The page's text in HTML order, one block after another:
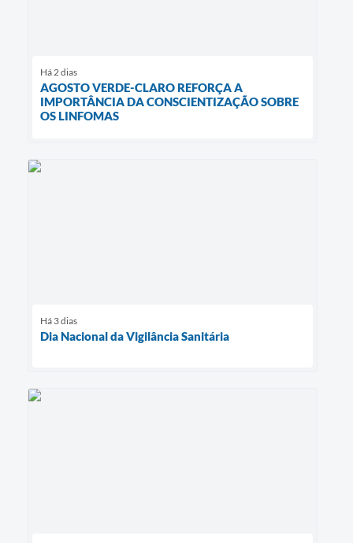
Há 2 dias
AGOSTO VERDE-CLARO REFORÇA A
IMPORTÂNCIA DA CONSCIENTIZAÇÃO SOBRE
OS LINFOMAS
Há 3 dias
Dia Nacional da Vigilância Sanitária